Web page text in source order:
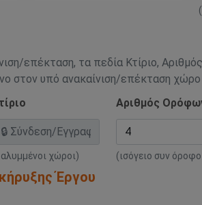
επέκταση, τα πεδία Κτίριο,
στον υπό ανακαίνιση/επέκταση χώρο
χώροι)
Αριθμός
(ισόγειο συν
Έργου